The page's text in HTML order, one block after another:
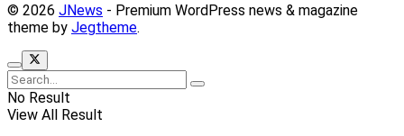
© 2026 JNews - Premium WordPress news & magazine
theme by Jegtheme.
No Result
View All Result